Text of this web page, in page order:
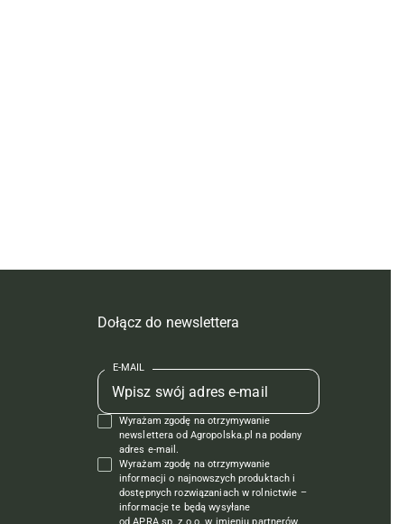
Dołącz do newslettera
E-MAIL
Wyrażam zgodę na otrzymywanie
newslettera od Agropolska.pl na podany
adres e-mail.
Wyrażam zgodę na otrzymywanie
informacji o najnowszych produktach i
dostępnych rozwiązaniach w rolnictwie –
informacje te będą wysyłane